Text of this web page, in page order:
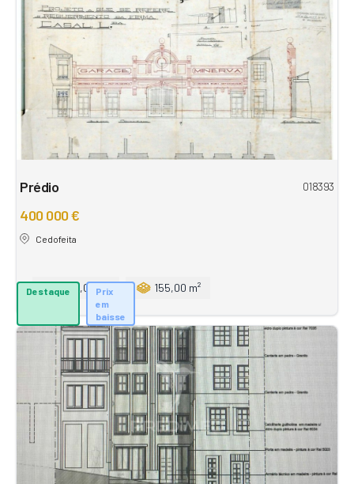
Prédio 018393
400 000 €
Cedofeita
250,00 m² 155,00 m²
Destaque
Prix
em
baisse